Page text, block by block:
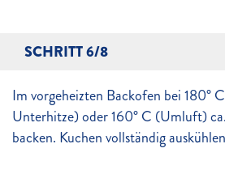
SCHRITT 6/8
Im vorgeheizten Backofen bei 180°
Unterhitze) oder 160° C (Umluft)
backen. Kuchen vollständig